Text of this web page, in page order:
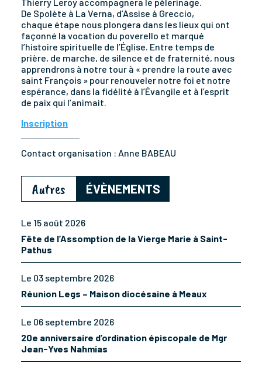
De Spolète à La Verna, d’Assise à Greccio,
chaque étape nous plongera dans les lieux qui ont
façonné la vocation du poverello et marqué
l’histoire spirituelle de l’Église. Entre temps de
prière, de marche, de silence et de fraternité, nous
apprendrons à notre tour à « prendre la route avec
saint François » pour renouveler notre foi et notre
espérance, dans la fidélité à l’Évangile et à l’esprit
de paix qui l’animait.
Inscription
Contact organisation : Anne BABEAU
Autres ÉVÈNEMENTS
Le 15 août 2026
Fête de l’Assomption de la Vierge Marie à Saint-
Pathus
Le 03 septembre 2026
Réunion Legs – Maison diocésaine à Meaux
Le 06 septembre 2026
20e anniversaire d’ordination épiscopale de Mgr
Jean-Yves Nahmias